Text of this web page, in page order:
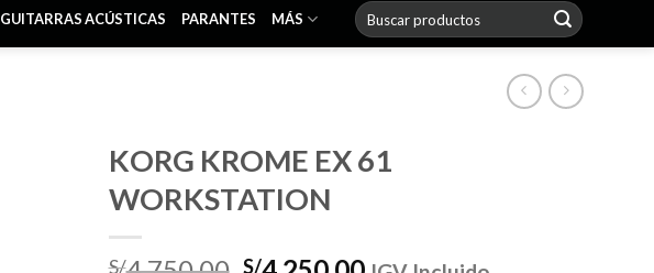
GUITARRAS ACÚSTICAS PARANTES MÁS
Buscar
por:
KORG KROME EX 61
WORKSTATION
S/ S/